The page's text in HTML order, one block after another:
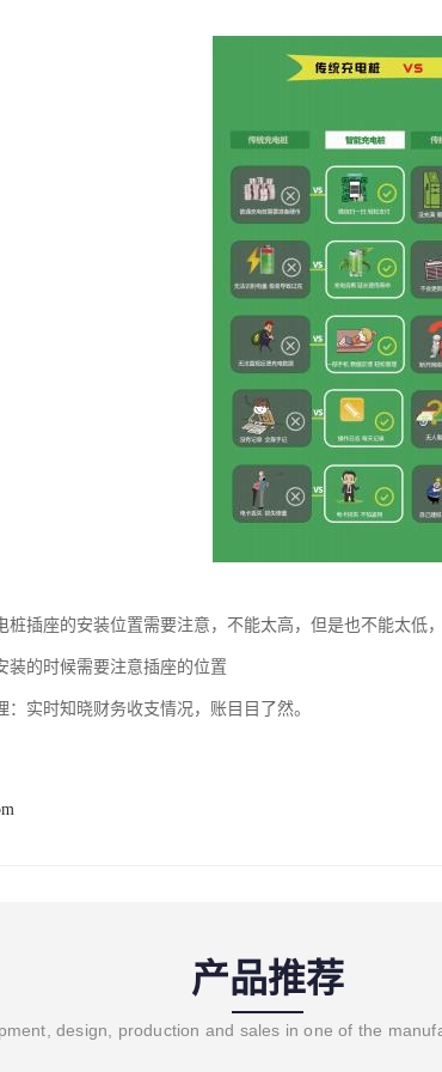
桩插座的安装位置需要注意，不能太高，但是也不能太低
装的时候需要注意插座的位置
：实时知晓财务收支情况，账目目了然。
产品推荐
design, production and sales in one of the